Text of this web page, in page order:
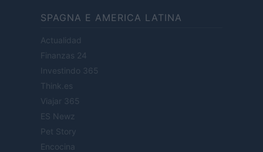
SPAGNA E AMERICA LATINA
Actualidad
Finanzas 24
Investindo 365
Think.es
Viajar 365
ES Newz
Pet Story
Encocina